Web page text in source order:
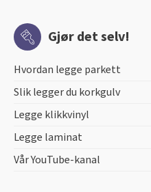
Gjør det selv!
Hvordan legge parkett
Slik legger du korkgulv
Legge klikkvinyl
Legge laminat
Vår YouTube-kanal